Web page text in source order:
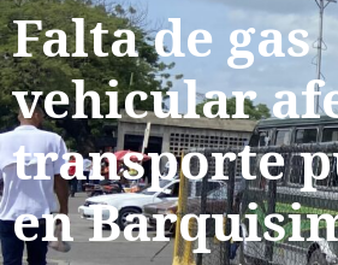
Falta de gas
vehicular
transporte
en